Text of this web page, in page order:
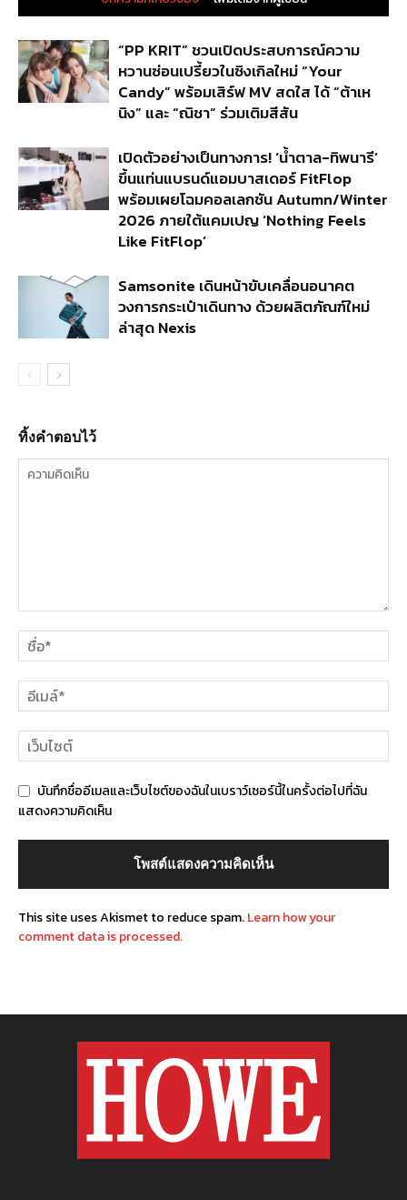
“PP KRIT” ชวนเปิดประสบการณ์ความ
หวานซ่อนเปรี้ยวในซิงเกิลใหม่ “Your
Candy” พร้อมเสิร์ฟ MV สดใส ได้ “ต้าเห
นิง” และ “ณิชา” ร่วมเติมสีสัน
เปิดตัวอย่างเป็นทางการ! ‘น้ำตาล-ทิพนารี’
ขึ้นแท่นแบรนด์แอมบาสเดอร์ FitFlop
พร้อมเผยโฉมคอลเลกชัน Autumn/Winter
2026 ภายใต้แคมเปญ ‘Nothing Feels
Like FitFlop’
Samsonite เดินหน้าขับเคลื่อนอนาคต
วงการกระเป๋าเดินทาง ด้วยผลิตภัณฑ์ใหม่
ล่าสุด Nexis
ทิ้งคำตอบไว้
บันทึกชื่ออีเมลและเว็บไซต์ของฉันในเบราว์เซอร์นี้ในครั้งต่อไปที่ฉัน
แสดงความคิดเห็น
This site uses Akismet to reduce spam.Learn how your
comment data is processed.